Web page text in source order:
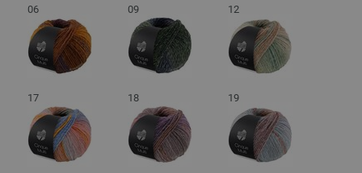
06
09 12
17 18 19